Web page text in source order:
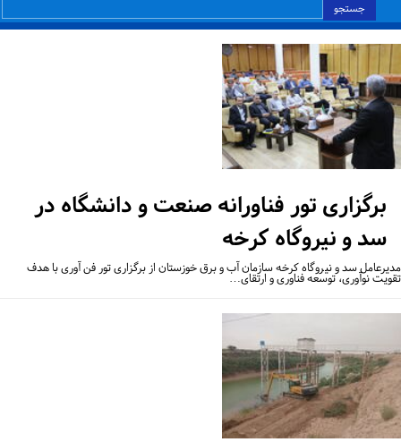
جستجو
برگزاری تور فناورانه صنعت و دانشگاه در
سد و نیروگاه کرخه
سد و نیروگاه کرخه سازمان آب و برق خوزستان از برگزاری تور فن آوری با هدف
نوآوری، توسعه فناوری و ارتقای…